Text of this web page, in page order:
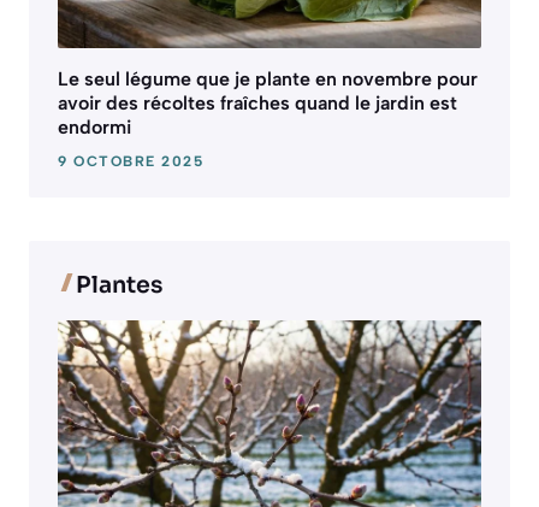
Le seul légume que je plante en novembre pour
avoir des récoltes fraîches quand le jardin est
endormi
9 OCTOBRE 2025
Plantes